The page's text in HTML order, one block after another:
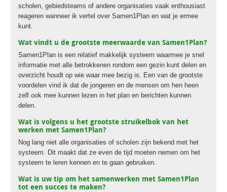
scholen, gebiedsteams of andere organisaties vaak enthousiast
reageren wanneer ik vertel over Samen1Plan en wat je ermee
kunt.
Wat vindt u de grootste meerwaarde van Samen1Plan?
Samen1Plan is een relatief makkelijk systeem waarmee je snel
informatie met alle betrokkenen rondom een gezin kunt delen en
overzicht houdt op wie waar mee bezig is. Een van de grootste
voordelen vind ik dat de jongeren en de mensen om hen heen
zelf ook mee kunnen lezen in het plan en berichten kunnen
delen.
Wat is volgens u het grootste struikelbok van het
werken met Samen1Plan?
Nog lang niet alle organisaties of scholen zijn bekend met het
systeem. Dit maakt dat ze even de tijd moeten nemen om het
systeem te leren kennen en te gaan gebruiken.
Wat is uw tip om het samenwerken met Samen1Plan
tot een succes te maken?